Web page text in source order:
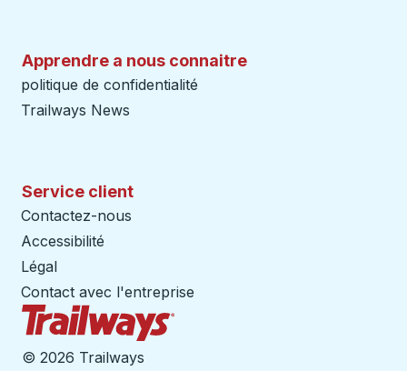
Apprendre a nous connaitre
politique de confidentialité
Trailways News
Service client
Contactez-nous
Accessibilité
Légal
Contact avec l'entreprise
© 2026 Trailways